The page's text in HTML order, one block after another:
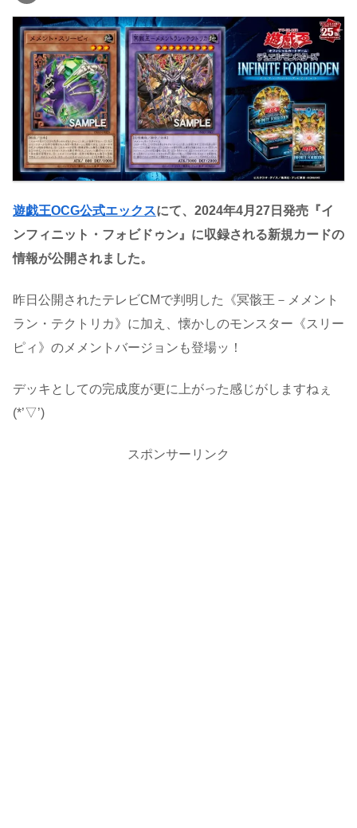
遊戯王OCG公式エックスにて、2024年4月27日発売『イ
ンフィニット・フォビドゥン』に収録される新規カードの
情報が公開されました。
昨日公開されたテレビCMで判明した《冥骸王－メメント
ラン・テクトリカ》に加え、懐かしのモンスター《スリー
ピィ》のメメントバージョンも登場ッ！
デッキとしての完成度が更に上がった感じがしますねぇ
(*’▽’)
スポンサーリンク